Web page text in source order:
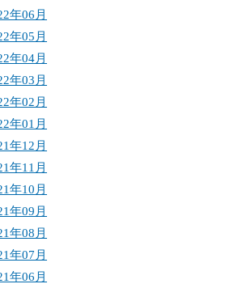
年06月
年05月
年04月
年03月
年02月
年01月
年12月
年11月
年10月
年09月
年08月
年07月
年06月